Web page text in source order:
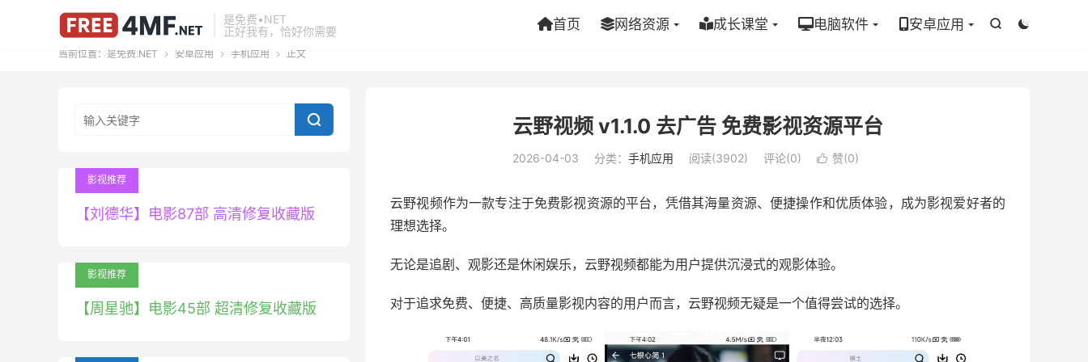
是免费•NET
正好我有，恰好你需要


首页 网络资源 成长课堂 电脑软件 安卓应用
当前位置： 是免费.NET  安卓应用  手机应用  正文
云野视频 v1.1.0 去广告 免费影视资源平台
2026-04-03 分类： 手机应用 阅读(3902) 评论(0)  赞(0)
云野视频作为一款专注于免费影视资源的平台，凭借其海量资源、便捷操作和优质体验，成为影视爱好者的
理想选择。
无论是追剧、观影还是休闲娱乐，云野视频都能为用户提供沉浸式的观影体验。
对于追求免费、便捷、高质量影视内容的用户而言，云野视频无疑是一个值得尝试的选择。

影视推荐
【刘德华】电影87部 高清修复收藏版
影视推荐
【周星驰】电影45部 超清修复收藏版